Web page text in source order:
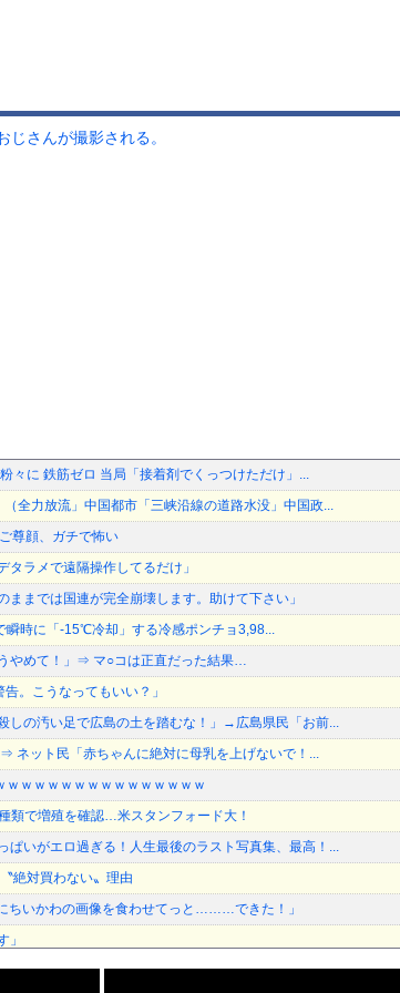
じさんが撮影される。
々に 鉄筋ゼロ 当局「接着剤でくっつけただけ」...
全力放流」中国都市「三峡沿線の道路水没」中国政...
尊顔、ガチで怖い
ラメで遠隔操作してるだけ」
までは国連が完全崩壊します。助けて下さい」
瞬時に「-15℃冷却」する冷感ポンチョ3,98...
やめて！」⇒ マ○コは正直だった結果…
。こうなってもいい？」
しの汚い足で広島の土を踏むな！」→広島県民「お前...
ネット民「赤ちゃんに絶対に母乳を上げないで！...
ｗｗｗｗｗｗｗｗｗｗｗｗｗｗ
類で増殖を確認…米スタンフォード大！
ぱいがエロ過ぎる！人生最後のラスト写真集、最高！...
絶対買わない〟理由
ちいかわの画像を食わせてっと………できた！」
」